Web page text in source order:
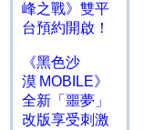
峰之戰》雙平
台預約開啟！
《黑色沙
漠 MOBILE》
全新「噩夢」
改版享受刺激